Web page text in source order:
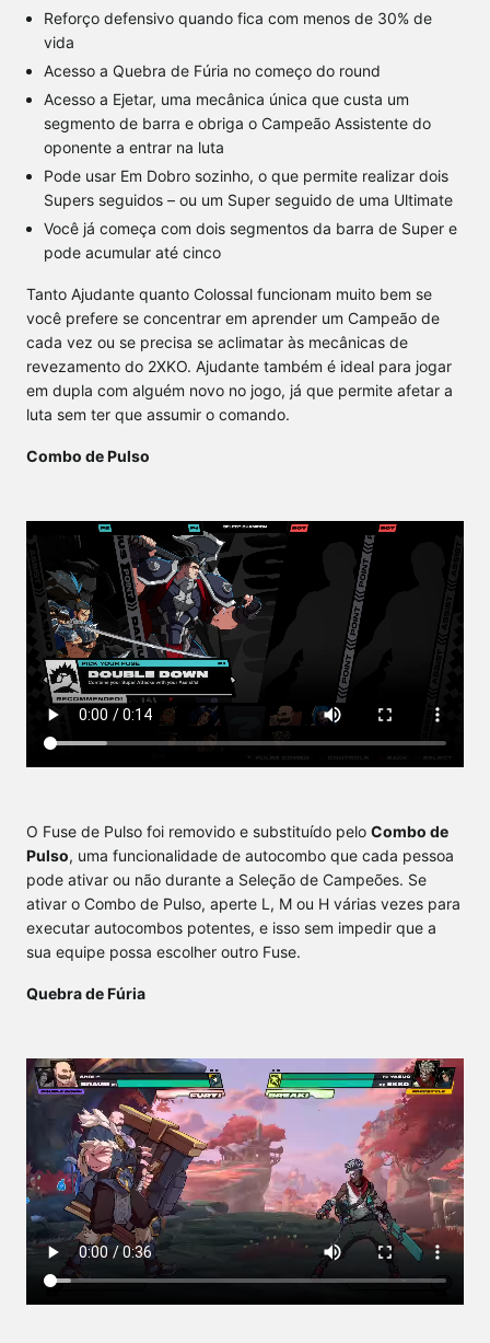
Reforço defensivo quando fica com menos de 30% de
vida
Acesso a Quebra de Fúria no começo do round
Acesso a Ejetar, uma mecânica única que custa um
segmento de barra e obriga o Campeão Assistente do
oponente a entrar na luta
Pode usar Em Dobro sozinho, o que permite realizar dois
Supers seguidos – ou um Super seguido de uma Ultimate
Você já começa com dois segmentos da barra de Super e
pode acumular até cinco
Tanto Ajudante quanto Colossal funcionam muito bem se
você prefere se concentrar em aprender um Campeão de
cada vez ou se precisa se aclimatar às mecânicas de
revezamento do 2XKO. Ajudante também é ideal para jogar
em dupla com alguém novo no jogo, já que permite afetar a
luta sem ter que assumir o comando.
Combo de Pulso
O Fuse de Pulso foi removido e substituído pelo Combo de
Pulso, uma funcionalidade de autocombo que cada pessoa
pode ativar ou não durante a Seleção de Campeões. Se
ativar o Combo de Pulso, aperte L, M ou H várias vezes para
executar autocombos potentes, e isso sem impedir que a
sua equipe possa escolher outro Fuse.
Quebra de Fúria